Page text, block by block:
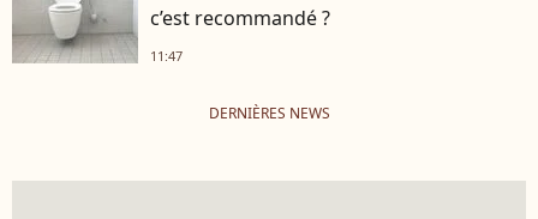
c’est recommandé ?
11:47
DERNIÈRES NEWS